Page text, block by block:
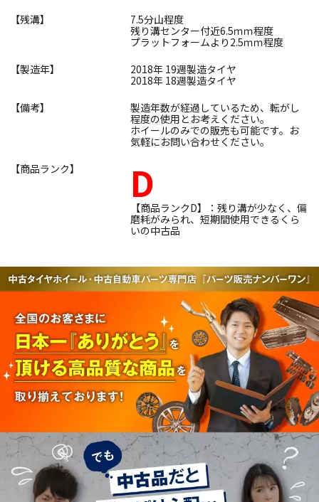
【残溝】
7.5分山程度
残り溝センター付近6.5ｍｍ程度
プラットフォームより2.5ｍｍ程度
【製造年】
2018年 19週製造タイヤ
2018年 18週製造タイヤ
【備考】
製造年数が経過しているため、転がし
程度の使用とお考えください。
ホイールのみでの販売も可能です。お
気軽にお問い合わせください。
【商品ランク】
D
【商品ランクD】：残り溝が少なく、偏
磨耗がみられ、短期間使用できるくら
いの中古品